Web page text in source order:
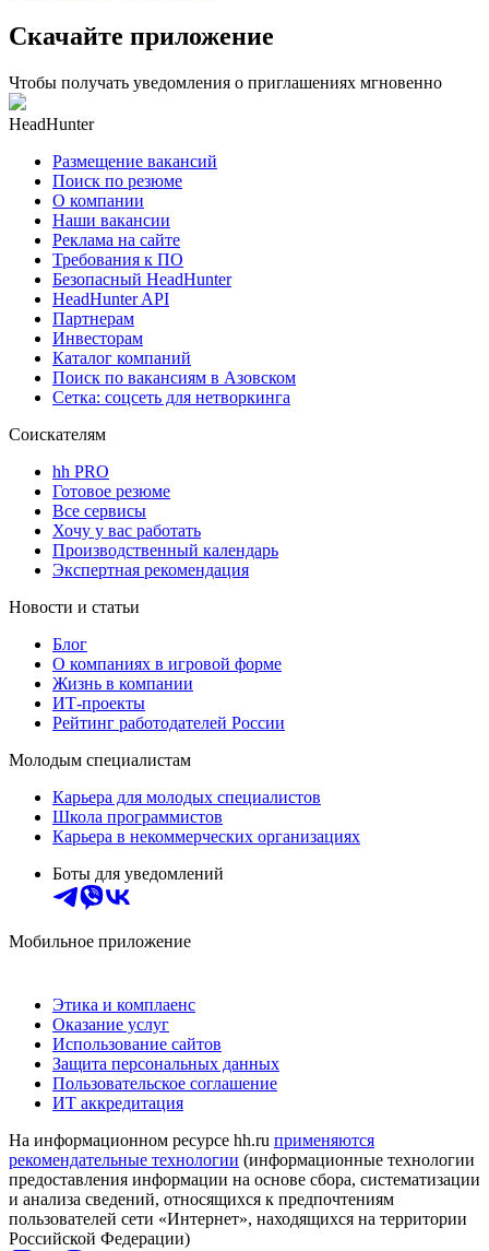
Скачайте приложение
Чтобы получать уведомления о приглашениях мгновенно
HeadHunter
Размещение вакансий
Поиск по резюме
О компании
Наши вакансии
Реклама на сайте
Требования к ПО
Безопасный HeadHunter
HeadHunter API
Партнерам
Инвесторам
Каталог компаний
Поиск по вакансиям в Азовском
Сетка: соцсеть для нетворкинга
Соискателям
hh PRO
Готовое резюме
Все сервисы
Хочу у вас работать
Производственный календарь
Экспертная рекомендация
Новости и статьи
Блог
О компаниях в игровой форме
Жизнь в компании
ИТ-проекты
Рейтинг работодателей России
Молодым специалистам
Карьера для молодых специалистов
Школа программистов
Карьера в некоммерческих организациях
Боты для уведомлений
Мобильное приложение
Этика и комплаенс
Оказание услуг
Использование сайтов
Защита персональных данных
Пользовательское соглашение
ИТ аккредитация
На информационном ресурсе hh.ru применяются
рекомендательные технологии (информационные технологии
предоставления информации на основе сбора, систематизации
и анализа сведений, относящихся к предпочтениям
пользователей сети «Интернет», находящихся на территории
Российской Федерации)